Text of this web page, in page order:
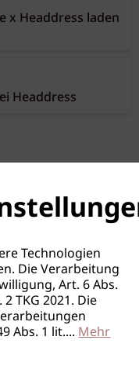
x Headdress laden
Headdress
Technologien
Die Verarbeitung
Art. 6 Abs.
2 TKG 2021. Die
Abs. 1 lit....Mehr